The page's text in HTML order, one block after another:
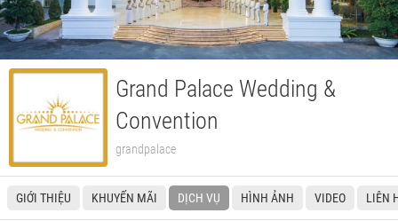
Grand Palace Wedding &
Convention
grandpalace
GIỚI THIỆU KHUYẾN MÃI DỊCH VỤ HÌNH ẢNH VIDEO LIÊN